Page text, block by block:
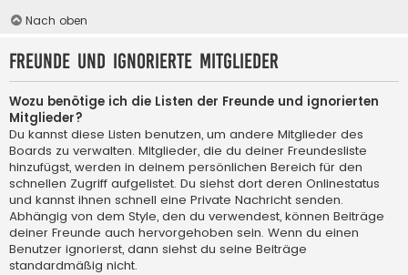
Nach oben
Freunde und ignorierte Mitglieder
Wozu benötige ich die Listen der Freunde und ignorierten
Mitglieder?
Du kannst diese Listen benutzen, um andere Mitglieder des
Boards zu verwalten. Mitglieder, die du deiner Freundesliste
hinzufügst, werden in deinem persönlichen Bereich für den
schnellen Zugriff aufgelistet. Du siehst dort deren Onlinestatus
und kannst ihnen schnell eine Private Nachricht senden.
Abhängig von dem Style, den du verwendest, können Beiträge
deiner Freunde auch hervorgehoben sein. Wenn du einen
Benutzer ignorierst, dann siehst du seine Beiträge
standardmäßig nicht.